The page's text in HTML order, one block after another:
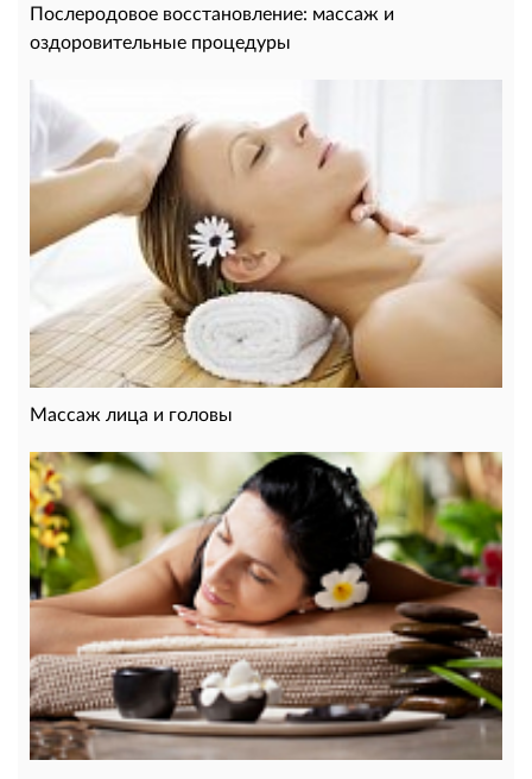
Послеродовое восстановление: массаж и
оздоровительные процедуры
Массаж лица и головы